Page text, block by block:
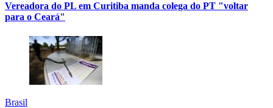
Vereadora do PL em Curitiba manda colega do PT "voltar
para o Ceará"
Brasil